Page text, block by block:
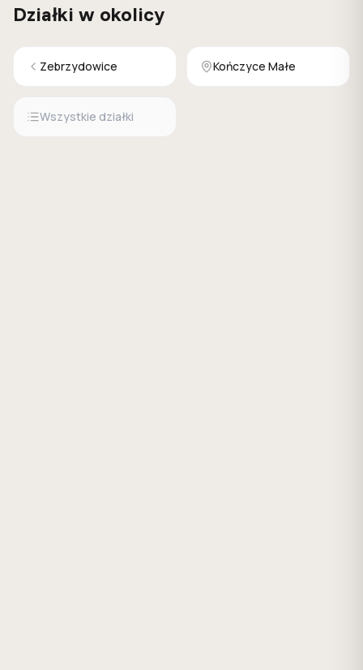
Działki w okolicy
Zebrzydowice Kończyce Małe
Wszystkie działki